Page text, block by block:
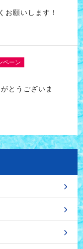
お願いします！
ペーン
とうございま